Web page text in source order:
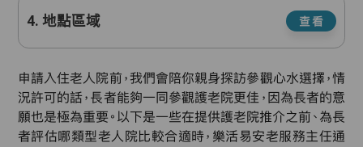
4. 地點區域 查看
申請入住老人院前，我們會陪你親身探訪參觀心水選擇，情
況許可的話，長者能夠一同參觀護老院更佳，因為長者的意
願也是極為重要。以下是一些在提供護老院推介之前、為長
者評估哪類型老人院比較合適時，樂活易安老服務主任通